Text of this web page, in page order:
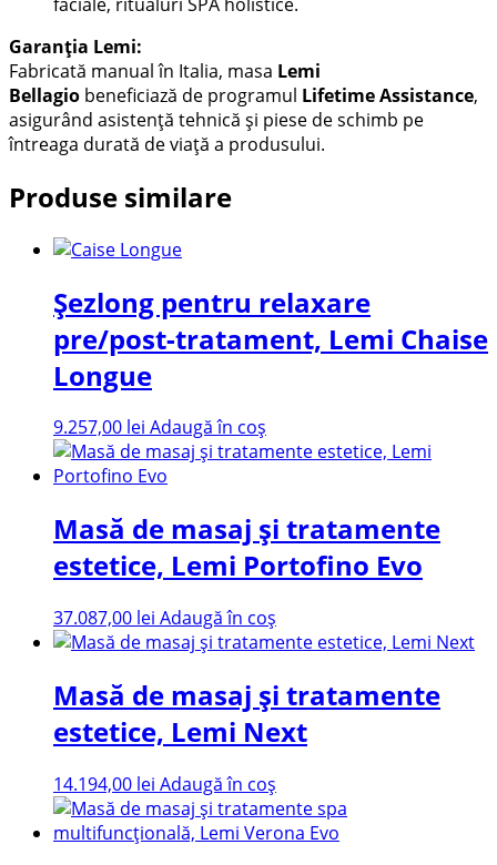
Garanția Lemi:
Fabricată manual în Italia, masa Lemi
Bellagio beneficiază de programul Lifetime Assistance,
asigurând asistență tehnică și piese de schimb pe
întreaga durată de viață a produsului.
Produse similare
Șezlong pentru relaxare
pre/post-tratament, Lemi Chaise
Longue
9.257,00 lei Adaugă în coș
Masă de masaj și tratamente
estetice, Lemi Portofino Evo
37.087,00 lei Adaugă în coș
Masă de masaj și tratamente
estetice, Lemi Next
14.194,00 lei Adaugă în coș